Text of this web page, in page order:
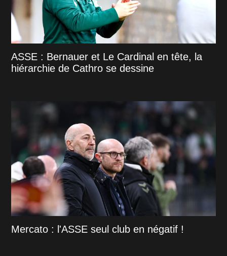
ASSE : Bernauer et Le Cardinal en tête, la
hiérarchie de Cathro se dessine
Mercato : l'ASSE seul club en négatif !